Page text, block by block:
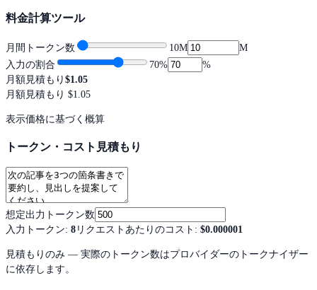
料金計算ツール
月間トークン数 10M
M
入力の割合
70%
%
月額見積もり $1.05
月額見積もり $1.05
表示価格に基づく概算
トークン・コスト見積もり
想定出力トークン数
入力トークン: 8 リクエストあたりのコスト : $0.000001
見積もりのみ — 実際のトークン数はプロバイダーのトークナイザー
に依存します。